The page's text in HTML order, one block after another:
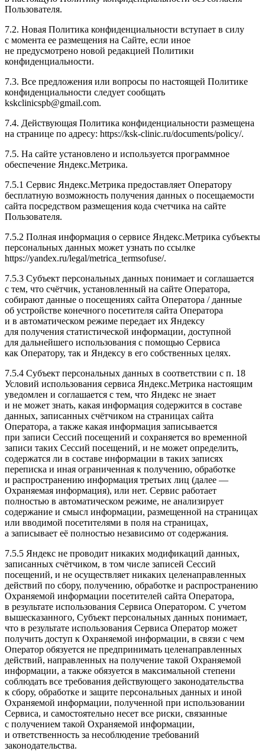
Пользователя.
7.2. Новая Политика конфиденциальности вступает в силу
с момента ее размещения на Сайте, если иное
не предусмотрено новой редакцией Политики
конфиденциальности.
7.3. Все предложения или вопросы по настоящей Политике
конфиденциальности следует сообщать
kskclinicspb@gmail.com.
7.4. Действующая Политика конфиденциальности размещена
на странице по адресу: https://ksk-clinic.ru/documents/policy/.
7.5. На сайте установлено и используется программное
обеспечение Яндекс.Метрика.
7.5.1 Сервис Яндекс.Метрика предоставляет Оператору
бесплатную возможность получения данных о посещаемости
сайта посредством размещения кода счетчика на сайте
Пользователя.
7.5.2 Полная информация о сервисе Яндекс.Метрика субъекты
персональных данных может узнать по ссылке
https://yandex.ru/legal/metrica_termsofuse/.
7.5.3 Субъект персональных данных понимает и соглашается
с тем, что счётчик, установленный на сайте Оператора,
собирают данные о посещениях сайта Оператора / данные
об устройстве конечного посетителя сайта Оператора
и в автоматическом режиме передает их Яндексу
для получения статистической информации, доступной
для дальнейшего использования с помощью Сервиса
как Оператору, так и Яндексу в его собственных целях.
7.5.4 Субъект персональных данных в соответствии с п. 18
Условий использования сервиса Яндекс.Метрика настоящим
уведомлен и соглашается с тем, что Яндекс не знает
и не может знать, какая информация содержится в составе
данных, записанных счётчиком на страницах сайта
Оператора, а также какая информация записывается
при записи Сессий посещений и сохраняется во временной
записи таких Сессий посещений, и не может определить,
содержатся ли в составе информации в таких записях
переписка и иная ограниченная к получению, обработке
и распространению информация третьих лиц (далее —
Охраняемая информация), или нет. Сервис работает
полностью в автоматическом режиме, не анализирует
содержание и смысл информации, размещенной на страницах
или вводимой посетителями в поля на страницах,
а записывает её полностью независимо от содержания.
7.5.5 Яндекс не проводит никаких модификаций данных,
записанных счётчиком, в том числе записей Сессий
посещений, и не осуществляет никаких целенаправленных
действий по сбору, получению, обработке и распространению
Охраняемой информации посетителей сайта Оператора,
в результате использования Сервиса Оператором. С учетом
вышесказанного, Субъект персональных данных понимает,
что в результате использования Сервиса Оператор может
получить доступ к Охраняемой информации, в связи с чем
Оператор обязуется не предпринимать целенаправленных
действий, направленных на получение такой Охраняемой
информации, а также обязуется в максимальной степени
соблюдать все требования действующего законодательства
к сбору, обработке и защите персональных данных и иной
Охраняемой информации, полученной при использовании
Сервиса, и самостоятельно несет все риски, связанные
с получением такой Охраняемой информации,
и ответственность за несоблюдение требований
законодательства.